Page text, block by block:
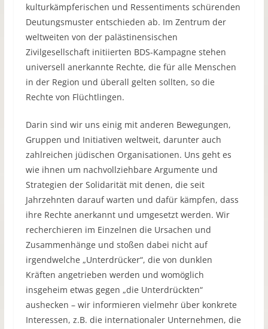
kulturkämpferischen und Ressentiments schürenden
Deutungsmuster entschieden ab. Im Zentrum der
weltweiten von der palästinensischen
Zivilgesellschaft initiierten BDS-Kampagne stehen
universell anerkannte Rechte, die für alle Menschen
in der Region und überall gelten sollten, so die
Rechte von Flüchtlingen.
Darin sind wir uns einig mit anderen Bewegungen,
Gruppen und Initiativen weltweit, darunter auch
zahlreichen jüdischen Organisationen. Uns geht es
wie ihnen um nachvollziehbare Argumente und
Strategien der Solidarität mit denen, die seit
Jahrzehnten darauf warten und dafür kämpfen, dass
ihre Rechte anerkannt und umgesetzt werden. Wir
recherchieren im Einzelnen die Ursachen und
Zusammenhänge und stoßen dabei nicht auf
irgendwelche „Unterdrücker“, die von dunklen
Kräften angetrieben werden und womöglich
insgeheim etwas gegen „die Unterdrückten“
aushecken – wir informieren vielmehr über konkrete
Interessen, z.B. die internationaler Unternehmen, die